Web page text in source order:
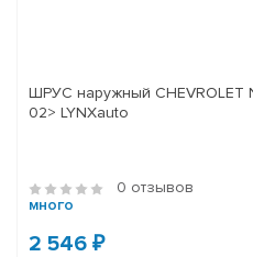
ШРУС наружный CHEVROLET
02> LYNXauto
0 отзывов
много
2 546 ₽